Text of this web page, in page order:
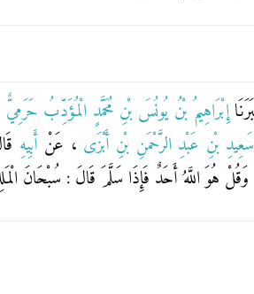
إِبْرَاهِيمُ بْنُ يُونُسَ بْنِ مُحَمَّدٍ الْمُؤَدِّبُ حَرَمِيٌّ
سَعِيدِ بْنِ عَبْدِ الرَّحْمَنِ بْنِ أَبْزَى ، عَنْ أَبِيهِ
وَقُلْ هُوَ اللَّهُ أَحَدٌ فَإِذَا سَلَّمَ قَالَ : سُبْحَانَ